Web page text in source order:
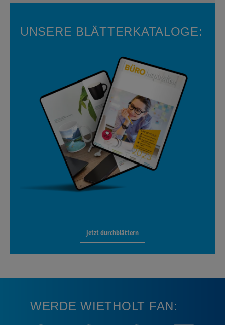
UNSERE BLÄTTERKATALOGE:
Jetzt durchblättern
WERDE WIETHOLT FAN: